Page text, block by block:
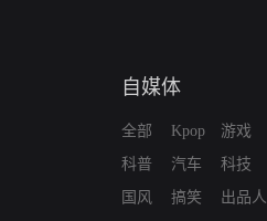
自媒体
全部
科普
国风
Kpop
汽车
搞笑
游戏
科技
出品人